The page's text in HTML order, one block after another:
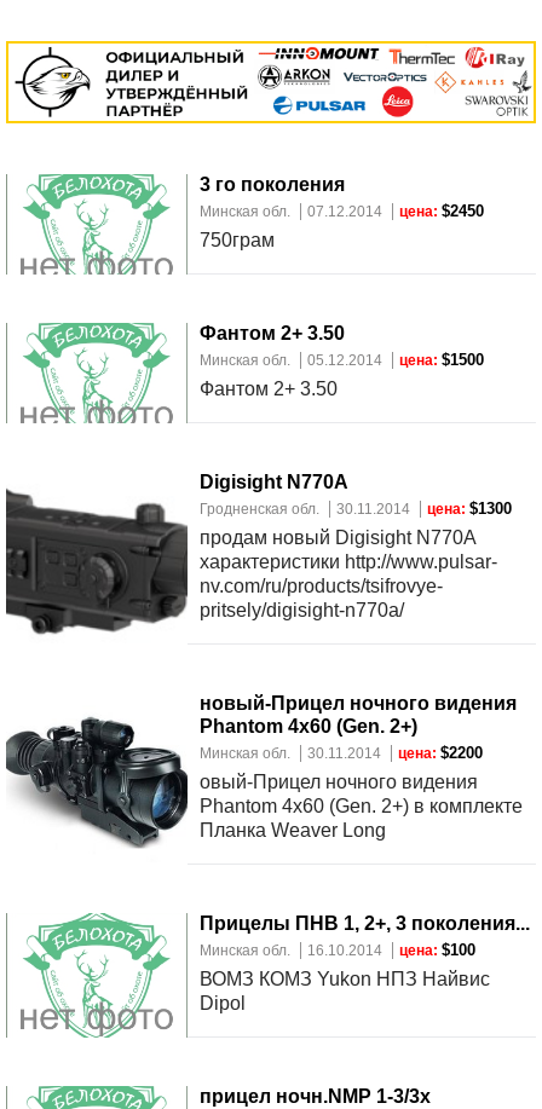
3 го поколения
Минская обл. 07.12.2014 цена: $2450
750грам
Фантом 2+ 3.50
Минская обл. 05.12.2014 цена: $1500
Фантом 2+ 3.50
Digisight N770A
Гродненская обл. 30.11.2014 цена: $1300
продам новый Digisight N770A
характеристики http://www.pulsar-
nv.com/ru/products/tsifrovye-
pritsely/digisight-n770a/
новый-Прицел ночного видения
Phantom 4x60 (Gen. 2+)
Минская обл. 30.11.2014 цена: $2200
овый-Прицел ночного видения
Phantom 4x60 (Gen. 2+) в комплекте
Планка Weaver Long
Прицелы ПНВ 1, 2+, 3 поколения...
Минская обл. 16.10.2014 цена: $100
ВОМЗ КОМЗ Yukon НПЗ Найвис
Dipol
прицел ночн.NMP 1-3/3x